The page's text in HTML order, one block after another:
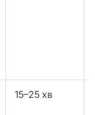
15–25 хв